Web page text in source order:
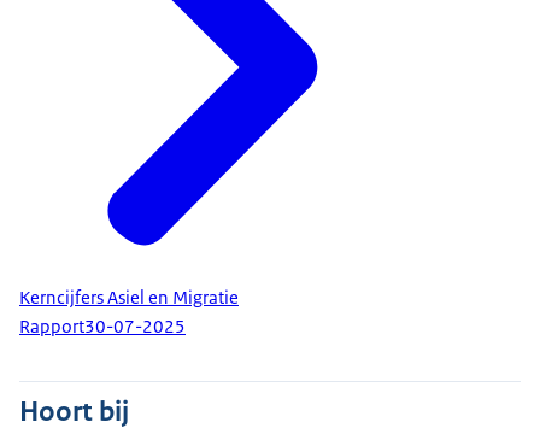
Kerncijfers Asiel en Migratie
Rapport30-07-2025
Hoort bij